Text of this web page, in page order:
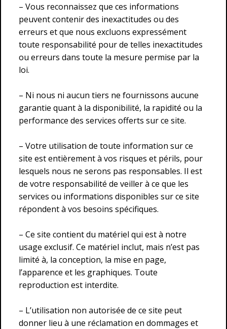
– Vous reconnaissez que ces informations
peuvent contenir des inexactitudes ou des
erreurs et que nous excluons expressément
toute responsabilité pour de telles inexactitudes
ou erreurs dans toute la mesure permise par la
loi.
– Ni nous ni aucun tiers ne fournissons aucune
garantie quant à la disponibilité, la rapidité ou la
performance des services offerts sur ce site.
– Votre utilisation de toute information sur ce
site est entièrement à vos risques et périls, pour
lesquels nous ne serons pas responsables. Il est
de votre responsabilité de veiller à ce que les
services ou informations disponibles sur ce site
répondent à vos besoins spécifiques.
– Ce site contient du matériel qui est à notre
usage exclusif. Ce matériel inclut, mais n’est pas
limité à, la conception, la mise en page,
l’apparence et les graphiques. Toute
reproduction est interdite.
– L’utilisation non autorisée de ce site peut
donner lieu à une réclamation en dommages et